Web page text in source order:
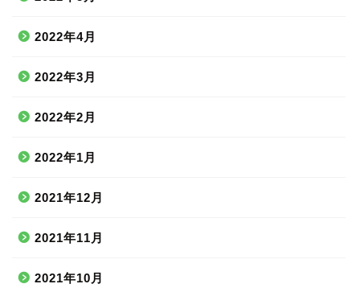
2022年4月
2022年3月
2022年2月
2022年1月
2021年12月
2021年11月
2021年10月